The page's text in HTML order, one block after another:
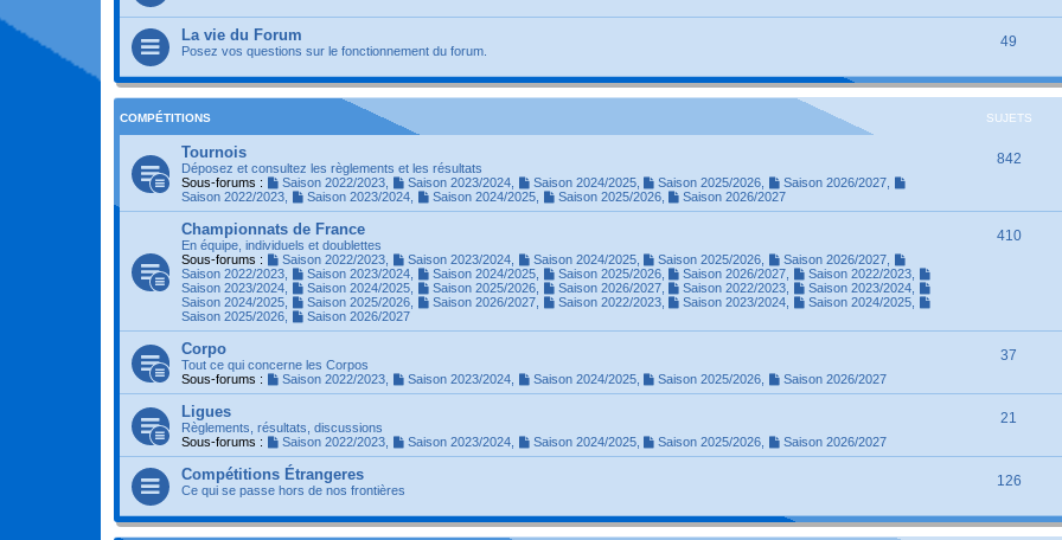
La vie du Forum
Posez vos questions sur le fonctionnement du forum.
49
COMPÉTITIONS SUJETS
Tournois
Déposez et consultez les règlements et les résultats
Sous-forums :
Saison 2022/2023, Saison 2023/2024, Saison 2024/2025, Saison 2025/2026 Saison 2026/2027
Saison 2022/2023
Saison 2023/2024, Saison 2024/2025, Saison 2025/2026, Saison 2026/2027
842
Championnats de France
En équipe, individuels et doublettes
Sous-forums :
Saison 2022/2023, Saison 2023/2024, Saison 2024/2025, Saison 2025/2026 Saison 2026/2027
Saison 2022/2023
Saison 2023/2024, Saison 2024/2025, Saison 2025/2026, Saison 2026/2027 Saison 2022/2023
Saison 2023/2024
Saison 2024/2025, Saison 2025/2026, Saison 2026/2027, Saison 2022/2023 Saison 2023/2024
Saison 2024/2025
Saison 2025/2026, Saison 2026/2027, Saison 2022/2023, Saison 2023/2024 Saison 2024/2025
Saison 2025/2026
Saison 2026/2027
410
Corpo
Tout ce qui concerne les Corpos
Sous-forums :
Saison 2022/2023, Saison 2023/2024, Saison 2024/2025, Saison 2025/2026 Saison 2026/2027
37
Ligues
Règlements, résultats, discussions
Sous-forums :
Saison 2022/2023, Saison 2023/2024, Saison 2024/2025, Saison 2025/2026 Saison 2026/2027
21
Compétitions Étrangeres
Ce qui se passe hors de nos frontières
126